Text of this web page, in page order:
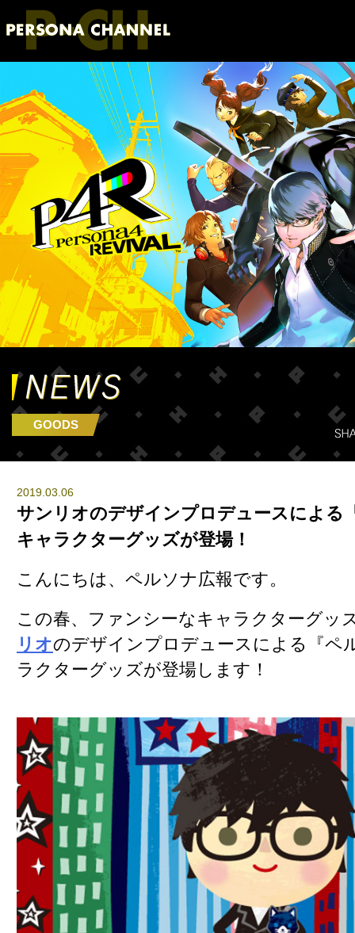
GOODS
2019.03.06
サンリオのデザインプロデュースによる
キャラクターグッズが登場！
こんにちは、ペルソナ広報です。
この春、ファンシーなキャラクターグッ
リオのデザインプロデュースによる『ペ
ラクターグッズが登場します！